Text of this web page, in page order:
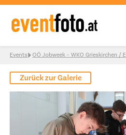
Skip to content
Events OÖ Jobweek – WKO Grieskirchen /
Zurück zur Galerie